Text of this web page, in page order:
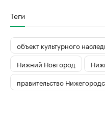
Теги
объект культурного
Нижний Новгород
правительство